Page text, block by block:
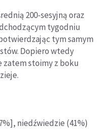
200-sesyjną oraz
tygodniu
tym samym
Dopiero wtedy
zatem stoimy z boku
niedźwiedzie (41%)